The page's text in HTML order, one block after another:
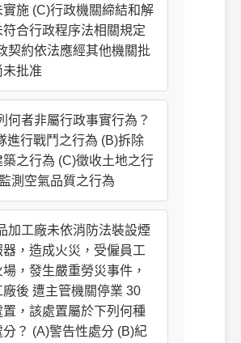
實施 (C)行政機關締結和解
符合行政程序法相關規定
契約依法應經其他機關批
未批准
何者非屬行政事實行為？
進行戰鬥之行為 (B)拆除
築之行為 (C)徵收土地之行
測空氣品質之行為
加工廠未依消防法裝設煙
器，造成火災，受僱員工
，發生嚴重勞災事件，
廠後 遭主管機關停業 30
置，該處置屬於下列何種
分？ (A)警告性處分 (B)紀